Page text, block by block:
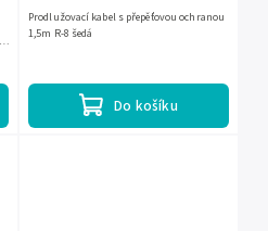
Do košíku
Prodlužovací kabel s přepěťovou ochranou
1,5m R-8 šedá